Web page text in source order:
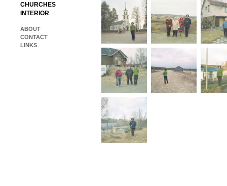
CHURCHES
INTERIOR
ABOUT
CONTACT
LINKS